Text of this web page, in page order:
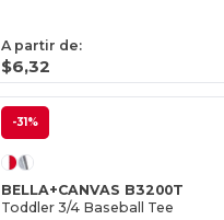
A partir de:
$6,32
-31%
BELLA+CANVAS B3200T
Toddler 3/4 Baseball Tee